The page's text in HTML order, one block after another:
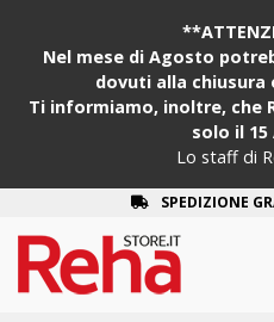
Nel mese di Agosto
dovuti alla
Ti informiamo, inoltre, che
solo il
Lo staff di
SPEDIZIONE